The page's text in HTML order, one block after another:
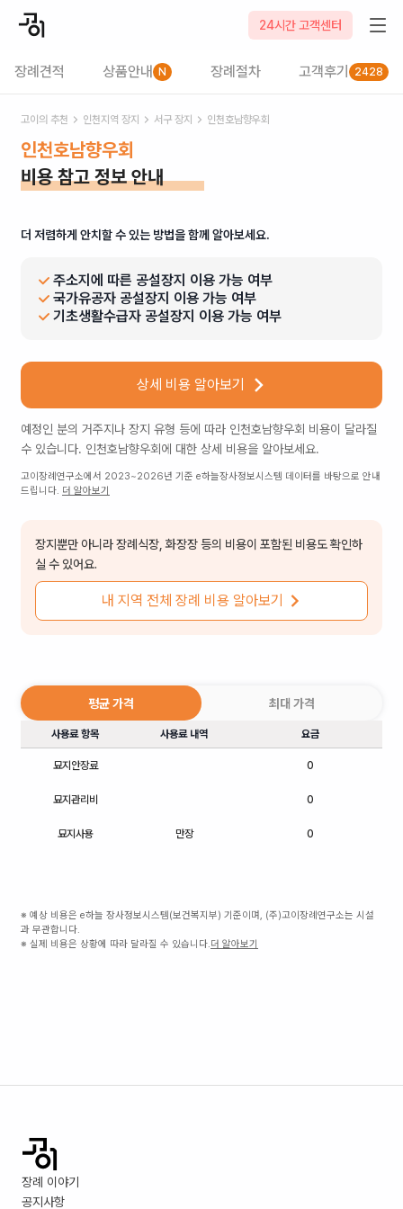
24시간 고객센터
장례견적 상품안내 N 장례절차 고객후기 2428
고이의 추천 인천지역 장지 서구 장지 인천호남향우회
인천호남향우회
비용 참고 정보 안내
더 저렴하게 안치할 수 있는 방법을 함께 알아보세요.
주소지에 따른 공설장지 이용 가능 여부
국가유공자 공설장지 이용 가능 여부
기초생활수급자 공설장지 이용 가능 여부
상세 비용 알아보기
예정인 분의 거주지나 장지 유형 등에 따라 인천호남향우회 비용이 달라질
수 있습니다. 인천호남향우회 에 대한 상세 비용을 알아보세요.
고이장례연구소에서 2023~2026년 기준 e하늘장사정보시스템 데이터를 바탕으로 안내
드립니다. 더 알아보기
장지뿐만 아니라 장례식장, 화장장 등의 비용이 포함된 비용도 확인하
실 수 있어요.
내 지역 전체 장례 비용 알아보기
평균 가격 최대 가격
사용료 항목 사용료 내역 요금
묘지안장료 0
묘지관리비 0
묘지사용 만장 0
※ 예상 비용은 e하늘 장사정보시스템(보건복지부) 기준이며, (주)고이장례연구소는 시설
과 무관합니다.
※ 실제 비용은 상황에 따라 달라질 수 있습니다.더 알아보기
장례 이야기
공지사항